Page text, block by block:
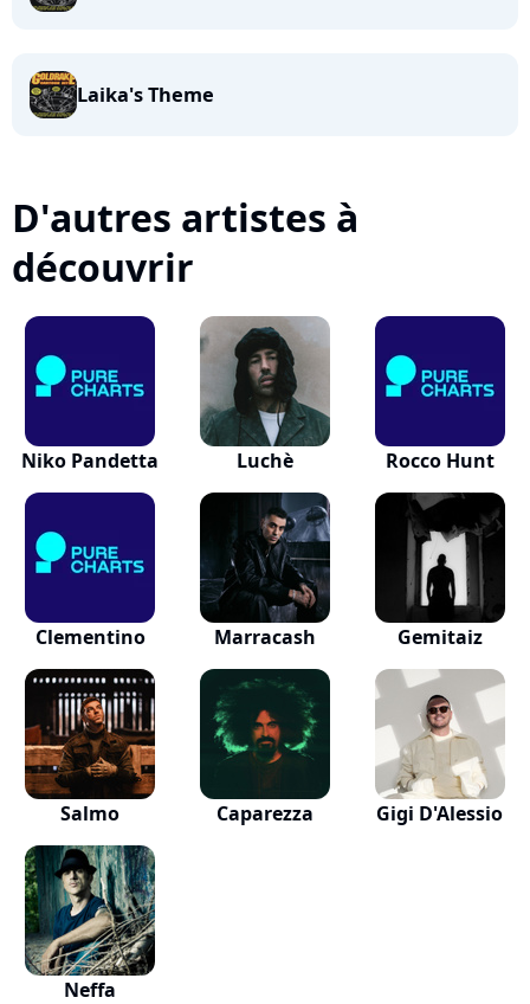
Laika's Theme
D'autres artistes à
découvrir
Niko Pandetta Luchè Rocco Hunt
Clementino Marracash Gemitaiz
Salmo Caparezza Gigi D'Alessio
Neffa